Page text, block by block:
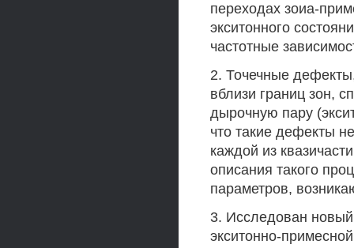
переходах зоиа-
экситонного
частотные
2. Точечные
вблизи границ зон,
дырочную пару
что такие дефекты
каждой из
описания такого
параметров,
3. Исследован
экситонно-